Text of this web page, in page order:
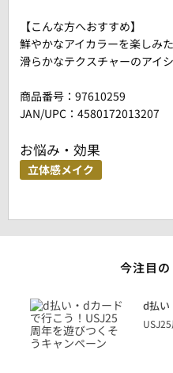
【こんな方へおすすめ】
鮮やかなアイカラーを楽しみ
滑らかなテクスチャーのアイ
商品番号： 97610259
JAN/UPC：4580172013207
お悩み・効果
立体感メイク
今注目
d払い